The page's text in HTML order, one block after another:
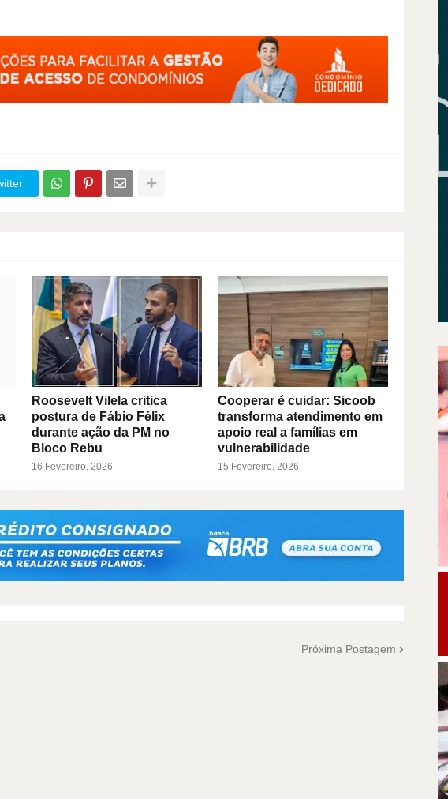
Roosevelt Vilela critica
postura de Fábio Félix
durante ação da PM no
Bloco Rebu
16 Fevereiro, 2026
Cooperar é cuidar: Sicoob
transforma atendimento em
apoio real a famílias em
vulnerabilidade
15 Fevereiro, 2026
Próxima Postagem